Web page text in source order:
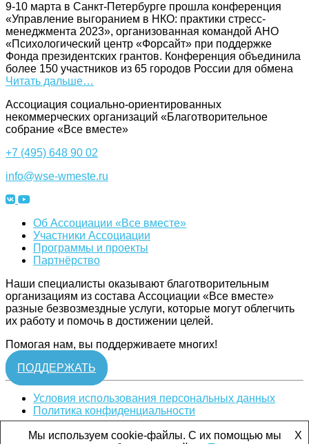
9-10 марта в Санкт-Петербурге прошла конференция
«Управление выгоранием в НКО: практики стресс-
менеджмента 2023», организованная командой АНО
«Психологический центр «Форсайт» при поддержке
Фонда президентских грантов. Конференция объединила
более 150 участников из 65 городов России для обмена
Читать дальше…
Ассоциация cоциально-ориентированных
некоммерческих организаций «Благотворительное
собрание «Все вместе»
+7 (495) 648 90 02
info@wse-wmeste.ru
Об Ассоциации «Все вместе»
Участники Ассоциации
Программы и проекты
Партнёрство
Наши специалисты оказывают благотворительным
организациям из состава Ассоциации «Все вместе»
разные безвозмездные услуги, которые могут облегчить
их работу и помочь в достижении целей.
Помогая нам, вы поддерживаете многих!
ПОДДЕРЖАТЬ
Условия использования персональных данных
Политика конфиденциальности
Ассоциация «Все вместе». Все права защищены. © 2019
Мы используем cookie-файлы. С их помощью мы
X